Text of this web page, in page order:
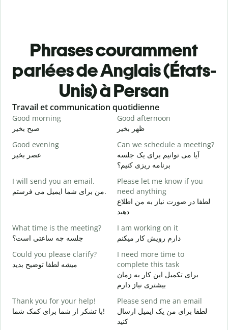
Phrases couramment
parlées de Anglais (États-
Unis) à Persan
Slide 1 of 6
Travail et communication quotidienne
Good morning
صبح بخیر
Good afternoon
ظهر بخیر
Good evening
عصر بخیر
Can we schedule a meeting?
آیا می توانیم برای یک جلسه
برنامه ریزی کنیم؟
I will send you an email.
من برای شما ایمیل می فرستم.
Please let me know if you
need anything
لطفا در صورت نیاز به من اطلاع
دهید
What time is the meeting?
جلسه چه ساعتی است؟
I am working on it
دارم رویش کار میکنم
Could you please clarify?
میشه لطفا توضیح بدید
I need more time to
complete this task
برای تکمیل این کار به زمان
بیشتری نیاز دارم
Thank you for your help!
با تشکر از شما برای کمک شما!
Please send me an email
لطفا برای من یک ایمیل ارسال
کنید